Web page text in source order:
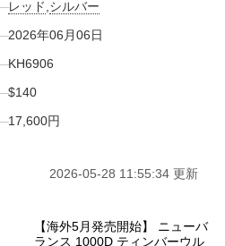
レッド シルバー
2026年06月06日
KH6906
$140
17,600円
2026-05-28 11:55:34 更新
【海外5月発売開始】 ニューバ
ランス 1000D ティンバーウル